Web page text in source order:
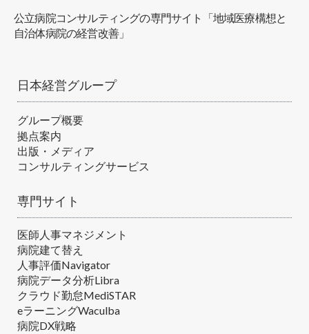
公立病院コンサルティングの専門サイト「地域医療構想と
自治体病院の経営改善」
日本経営グループ
グループ概要
拠点案内
出版・メディア
コンサルティングサービス
専門サイト
医師人事マネジメント
病院建て替え
人事評価Navigator
病院データ分析Libra
クラウド勤怠MediSTAR
eラーニングWaculba
病院DX戦略